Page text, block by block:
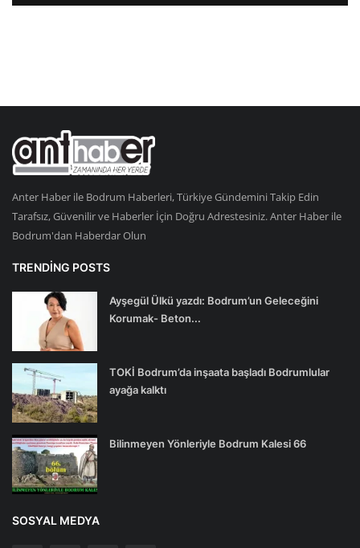
Anter Haber ile Bodrum Haberleri, Türkiye Gündemini Takip Edin
Tarafsız, Güvenilir ve Haberler İçin Doğru Adrestesiniz. Anter Haber ile
Bodrum'dan Haberdar Olun
TRENDING POSTS
Ayşegül Ülkü yazdı: Bodrum’un Geleceğini
Korumak- Beton...
TOKİ Bodrum’da inşaata başladı Bodrumlular
ayağa kalktı
Bilinmeyen Yönleriyle Bodrum Kalesi 66
SOSYAL MEDYA